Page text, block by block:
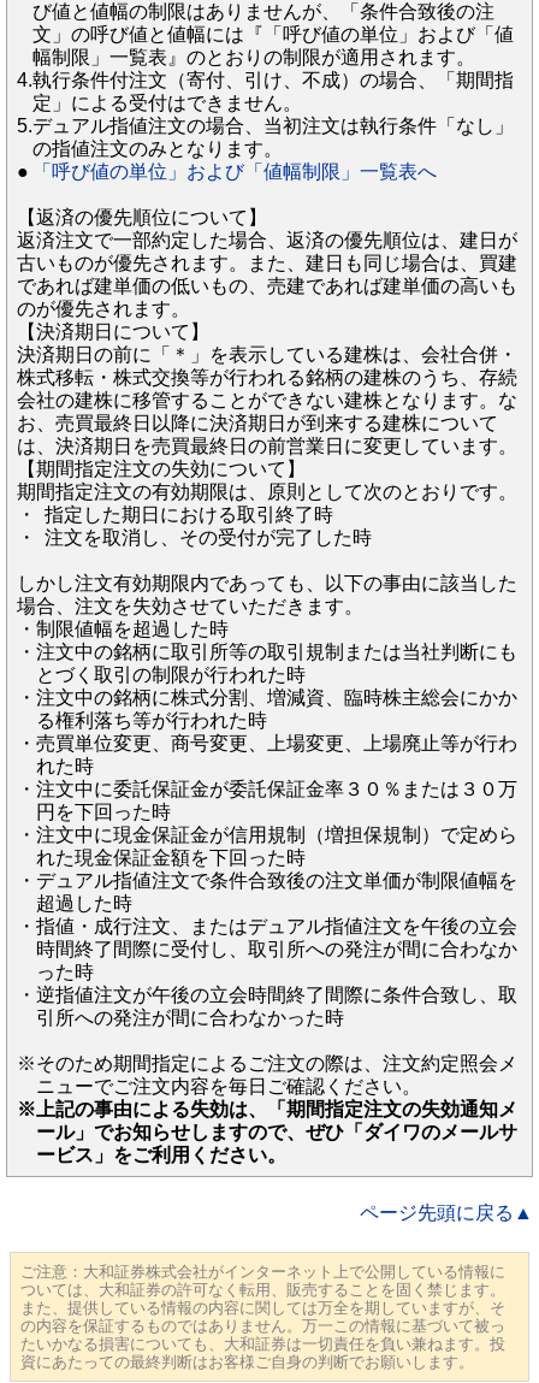
び値と値幅の制限はありませんが、「条件合致後の注
文」の呼び値と値幅には『「呼び値の単位」および「値
幅制限」一覧表』のとおりの制限が適用されます。
4.執行条件付注文（寄付、引け、不成）の場合、「期間指
定」による受付はできません。
5.デュアル指値注文の場合、当初注文は執行条件「なし」
の指値注文のみとなります。
●
「呼び値の単位」および「値幅制限」一覧表へ
【返済の優先順位について】
返済注文で一部約定した場合、返済の優先順位は、建日が
古いものが優先されます。また、建日も同じ場合は、買建
であれば建単価の低いもの、売建であれば建単価の高いも
のが優先されます。
【決済期日について】
決済期日の前に「＊」を表示している建株は、会社合併・
株式移転・株式交換等が行われる銘柄の建株のうち、存続
会社の建株に移管することができない建株となります。な
お、売買最終日以降に決済期日が到来する建株について
は、決済期日を売買最終日の前営業日に変更しています。
【期間指定注文の失効について】
期間指定注文の有効期限は、原則として次のとおりです。
・
指定した期日における取引終了時
・
注文を取消し、その受付が完了した時
しかし注文有効期限内であっても、以下の事由に該当した
場合、注文を失効させていただきます。
・ 制限値幅を超過した時
・ 注文中の銘柄に取引所等の取引規制または当社判断にも
とづく取引の制限が行われた時
・ 注文中の銘柄に株式分割、増減資、臨時株主総会にかか
る権利落ち等が行われた時
・ 売買単位変更、商号変更、上場変更、上場廃止等が行わ
れた時
・ 注文中に委託保証金が委託保証金率３０％または３０万
円を下回った時
・ 注文中に現金保証金が信用規制（増担保規制）で定めら
れた現金保証金額を下回った時
・ デュアル指値注文で条件合致後の注文単価が制限値幅を
超過した時
・ 指値・成行注文、またはデュアル指値注文を午後の立会
時間終了間際に受付し、取引所への発注が間に合わなか
った時
・ 逆指値注文が午後の立会時間終了間際に条件合致し、取
引所への発注が間に合わなかった時
※そのため期間指定によるご注文の際は、注文約定照会メ
ニューでご注文内容を毎日ご確認ください。
※ 上記の事由による失効は、「期間指定注文の失効通知メ
ール」でお知らせしますので、ぜひ「ダイワのメールサ
ービス」をご利用ください。
ページ先頭に戻る▲
ご注意：大和証券株式会社がインターネット上で公開している情報に
ついては、大和証券の許可なく転用、販売することを固く禁じます。
また、提供している情報の内容に関しては万全を期していますが、そ
の内容を保証するものではありません。万一この情報に基づいて被っ
たいかなる損害についても、大和証券は一切責任を負い兼ねます。投
資にあたっての最終判断はお客様ご自身の判断でお願いします。